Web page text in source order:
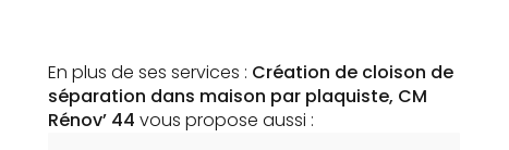
En plus de ses services : Création de cloison de
séparation dans maison par plaquiste, CM
Rénov’ 44 vous propose aussi :